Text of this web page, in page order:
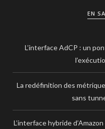
EN
L’interface AdCP : un
La redéfinition des
sans
L’interface hybride